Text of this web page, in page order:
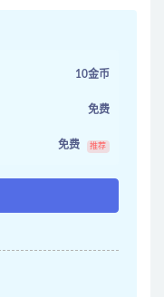
10金币
免费
免费 推荐